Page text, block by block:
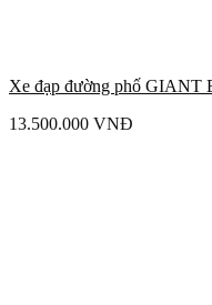
Xe đạp đường phố GIANT
13.500.000 VNĐ